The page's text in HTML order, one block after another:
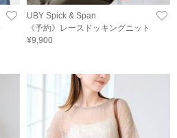
UBY Spick & Span
《予約》レースドッキングニット
¥9,900